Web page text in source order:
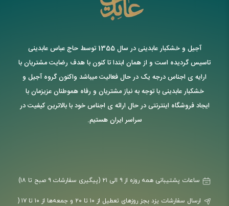
آجیل و خشکبار عابدینی در سال 1355 توسط حاج عباس عابدینی
تاسیس گردیده است و از همان ابتدا تا کنون با هدف رضایت مشتریان با
ارایه ی اجناس درجه یک در حال فعالیت میباشد واکنون گروه آجیل و
خشکبار عابدینی با توجه به نیاز مشتریان و رفاه هموطنان عزیزمان با
ایجاد فروشگاه اینترنتی در حال ارائه ی اجناس خود با بالاترین کیفیت در
سراسر ایران هستیم.
ارسال سفارشات یزد بجز روزهای تعطیل از ۱۰ تا ۲۰ و جمعه‌ها از ۱۰ تا ۱۷ (